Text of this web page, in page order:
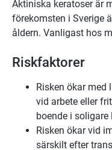
Aktiniska keratoser är
förekomsten i Sverige
åldern. Vanligast hos
Riskfaktorer
Risken ökar med
vid arbete eller
boende i soligare
Risken ökar vid
särskilt efter